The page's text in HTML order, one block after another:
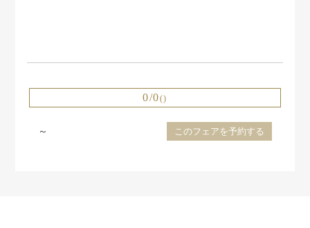
0/0()
～ このフェアを予約する